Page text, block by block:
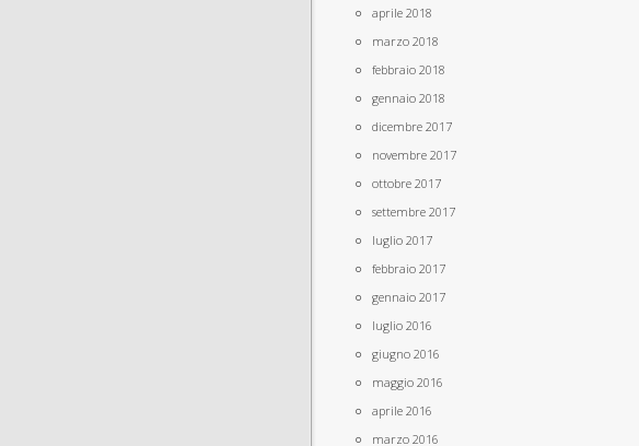
aprile 2018
marzo 2018
febbraio 2018
gennaio 2018
dicembre 2017
novembre 2017
ottobre 2017
settembre 2017
luglio 2017
febbraio 2017
gennaio 2017
luglio 2016
giugno 2016
maggio 2016
aprile 2016
marzo 2016